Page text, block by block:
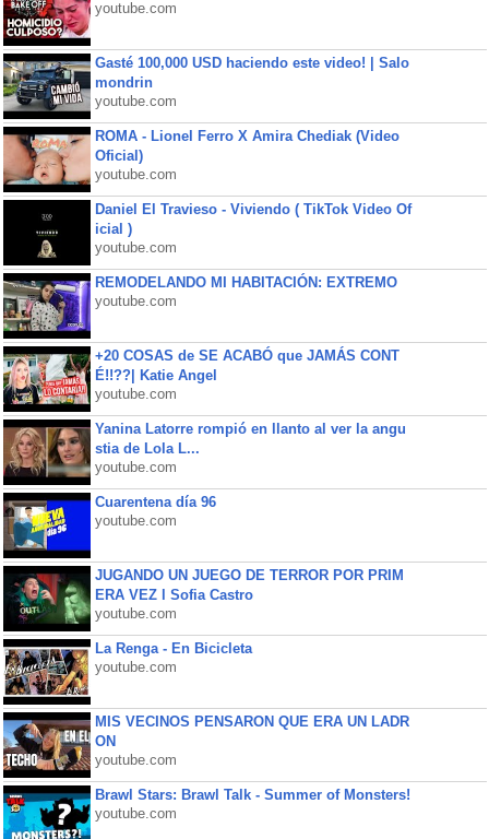
youtube.com
Gasté 100,000 USD haciendo este video! | Salo
mondrin
youtube.com
ROMA - Lionel Ferro X Amira Chediak (Video
Oficial)
youtube.com
Daniel El Travieso - Viviendo ( TikTok Video Of
icial )
youtube.com
REMODELANDO MI HABITACIÓN: EXTREMO
youtube.com
+20 COSAS de SE ACABÓ que JAMÁS CONT
É!!??| Katie Angel
youtube.com
Yanina Latorre rompió en llanto al ver la angu
stia de Lola L...
youtube.com
Cuarentena día 96
youtube.com
JUGANDO UN JUEGO DE TERROR POR PRIM
ERA VEZ l Sofia Castro
youtube.com
La Renga - En Bicicleta
youtube.com
MIS VECINOS PENSARON QUE ERA UN LADR
ON
youtube.com
Brawl Stars: Brawl Talk - Summer of Monsters!
youtube.com